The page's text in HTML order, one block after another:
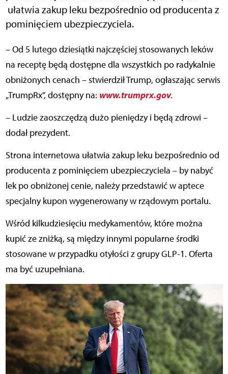
ułatwia zakup leku bezpośrednio od producenta z
pominięciem ubezpieczyciela.
– Od 5 lutego dziesiątki najczęściej stosowanych leków
na receptę będą dostępne dla wszystkich po radykalnie
obniżonych cenach – stwierdził Trump, ogłaszając serwis
„TrumpRx”, dostępny na: www.trumprx.gov.
– Ludzie zaoszczędzą dużo pieniędzy i będą zdrowi –
dodał prezydent.
Strona internetowa ułatwia zakup leku bezpośrednio od
producenta z pominięciem ubezpieczyciela – by nabyć
lek po obniżonej cenie, należy przedstawić w aptece
specjalny kupon wygenerowany w rządowym portalu.
Wśród kilkudziesięciu medykamentów, które można
kupić ze zniżką, są między innymi popularne środki
stosowane w przypadku otyłości z grupy GLP-1. Oferta
ma być uzupełniana.